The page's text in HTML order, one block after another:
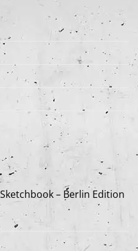
– Berlin Edition